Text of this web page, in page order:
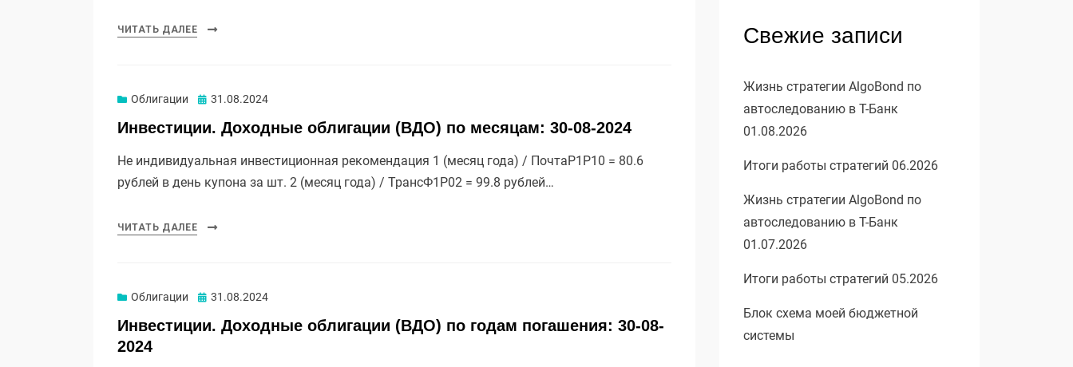
ЧИТАТЬ ДАЛЕЕ
Облигации Опубликовано
31.08.2024
Инвестиции. Доходные облигации (ВДО) по месяцам: 30-08-2024
Не индивидуальная инвестиционная рекомендация 1 (месяц года) / ПочтаР1P10 = 80.6
рублей в день купона за шт. 2 (месяц года) / ТрансФ1P02 = 99.8 рублей…
ЧИТАТЬ ДАЛЕЕ
Облигации Опубликовано
31.08.2024
Инвестиции. Доходные облигации (ВДО) по годам погашения: 30-08-
2024
Свежие записи
Жизнь стратегии AlgoBond по
автоследованию в Т-Банк
01.08.2026
Итоги работы стратегий 06.2026
Жизнь стратегии AlgoBond по
автоследованию в Т-Банк
01.07.2026
Итоги работы стратегий 05.2026
Блок схема моей бюджетной
системы